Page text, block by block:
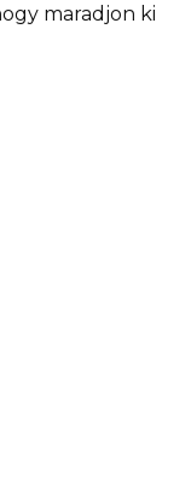
maradjon ki